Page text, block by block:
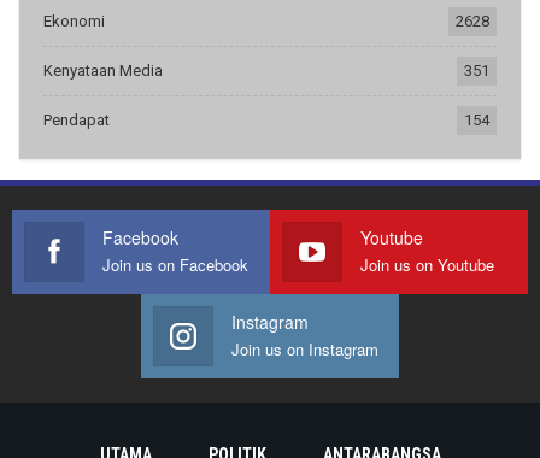
Ekonomi 2628
Kenyataan Media 351
Pendapat 154
Facebook
Join us on Facebook
Youtube
Join us on Youtube
Instagram
Join us on Instagram